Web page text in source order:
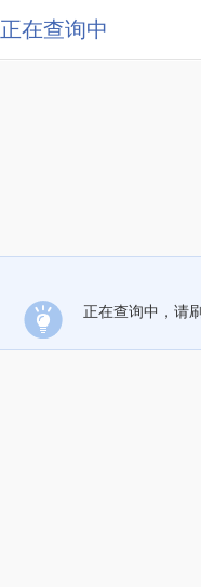
正在查询中
正在查询中，请